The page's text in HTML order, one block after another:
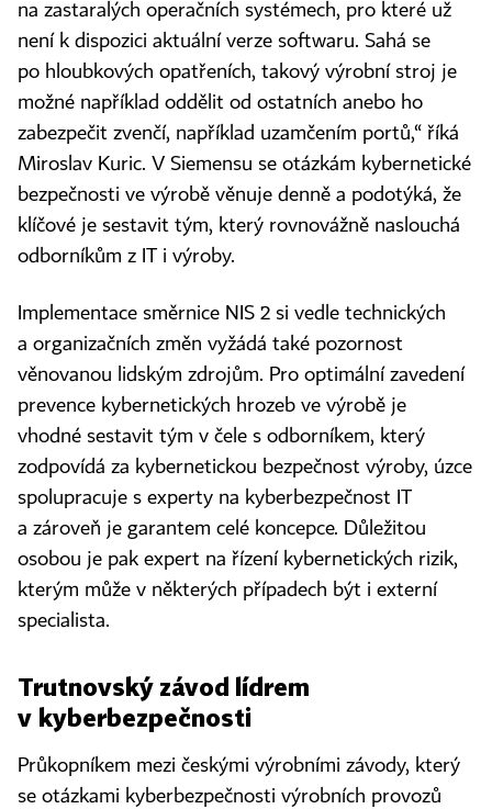
na zastaralých operačních systémech, pro které už
není k dispozici aktuální verze softwaru. Sahá se
po hloubkových opatřeních, takový výrobní stroj je
možné například oddělit od ostatních anebo ho
zabezpečit zvenčí, například uzamčením portů,“ říká
Miroslav Kuric. V Siemensu se otázkám kybernetické
bezpečnosti ve výrobě věnuje denně a podotýká, že
klíčové je sestavit tým, který rovnovážně naslouchá
odborníkům z IT i výroby.
Implementace směrnice NIS 2 si vedle technických
a organizačních změn vyžádá také pozornost
věnovanou lidským zdrojům. Pro optimální zavedení
prevence kybernetických hrozeb ve výrobě je
vhodné sestavit tým v čele s odborníkem, který
zodpovídá za kybernetickou bezpečnost výroby, úzce
spolupracuje s experty na kyberbezpečnost IT
a zároveň je garantem celé koncepce. Důležitou
osobou je pak expert na řízení kybernetických rizik,
kterým může v některých případech být i externí
specialista.
Trutnovský závod lídrem
v kyberbezpečnosti
Průkopníkem mezi českými výrobními závody, který
se otázkami kyberbezpečnosti výrobních provozů